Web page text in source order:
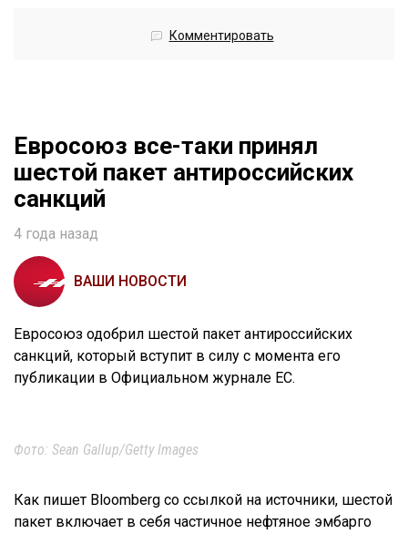
Комментировать
Евросоюз все-таки принял
шестой пакет антироссийских
санкций
4 года назад
ВАШИ НОВОСТИ
Евросоюз одобрил шестой пакет антироссийских
санкций, который вступит в силу с момента его
публикации в Официальном журнале ЕС.
Фото: Sean Gallup/Getty Images
Как пишет Bloomberg со ссылкой на источники, шестой
пакет включает в себя частичное нефтяное эмбарго